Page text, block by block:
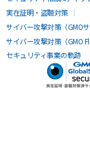
実在証明・盗聴対策
サイバー攻撃対策（GMO
サイバー攻撃対策（GMO
セキュリティ事業の軌跡